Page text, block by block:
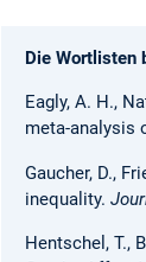
Die Wortlisten
Eagly, A. H.,
meta-analysis
Gaucher, D.,
inequality.
Hentschel, T.,